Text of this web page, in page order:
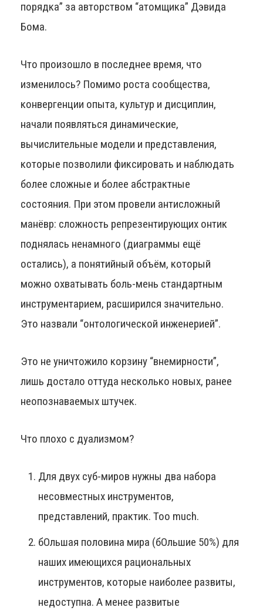
порядка” за авторством “атомщика” Дэвида
Бома.
Что произошло в последнее время, что
изменилось? Помимо роста сообщества,
конвергенции опыта, культур и дисциплин,
начали появляться динамические,
вычислительные модели и представления,
которые позволили фиксировать и наблюдать
более сложные и более абстрактные
состояния. При этом провели антисложный
манёвр: сложность репрезентирующих онтик
поднялась ненамного (диаграммы ещё
остались), а понятийный объём, который
можно охватывать боль-мень стандартным
инструментарием, расширился значительно.
Это назвали “онтологической инженерией”.
Это не уничтожило корзину “внемирности”,
лишь достало оттуда несколько новых, ранее
неопознаваемых штучек.
Что плохо с дуализмом?
Для двух суб-миров нужны два набора
несовместных инструментов,
представлений, практик. Too much.
бОльшая половина мира (бОльшие 50%) для
наших имеющихся рациональных
инструментов, которые наиболее развиты,
недоступна. А менее развитые